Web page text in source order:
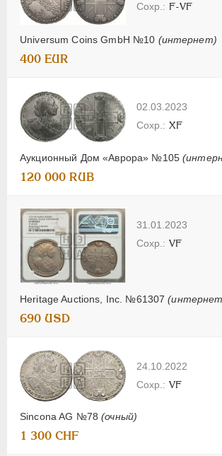
Universum Coins GmbH №10 (интернет)
F-VF
400 EUR
02.03.2023
Аукционный Дом «Аврора» №105
XF
120 000 RUB
31.01.2023
Heritage Auctions, Inc. №61307
VF
690 USD
24.10.2022
Sincona AG №78(очный)
VF
1 300 CHF